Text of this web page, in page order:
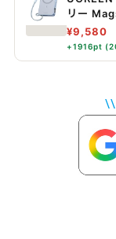
リー
電
¥9,580
+1916pt
\\